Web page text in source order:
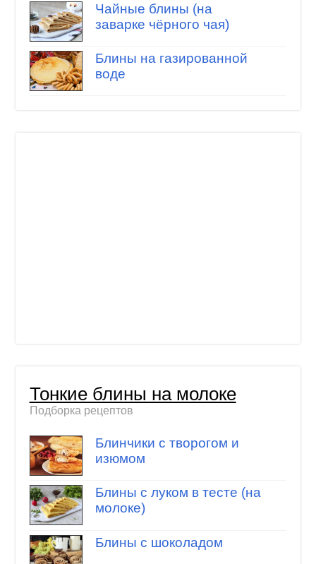
Чайные блины (на
заварке чёрного чая)
Блины на газированной
воде
Тонкие блины на молоке
Подборка рецептов
Блинчики с творогом и
изюмом
Блины с луком в тесте (на
молоке)
Блины с шоколадом